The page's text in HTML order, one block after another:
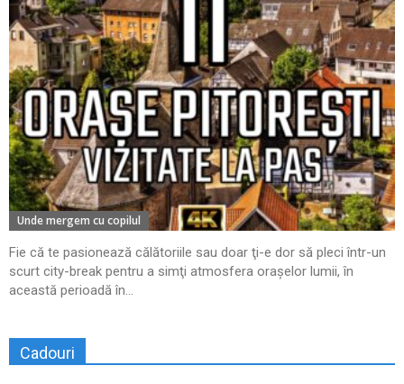
Unde mergem cu copilul
Fie că te pasionează călătoriile sau doar ţi-e dor să pleci într-un
scurt city-break pentru a simţi atmosfera oraşelor lumii, în
această perioadă în...
Cadouri